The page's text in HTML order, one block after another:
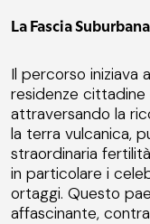
La Fascia
Il percorso iniziava
residenze cittadine
attraversando la
la terra vulcanica,
straordinaria
in particolare i
ortaggi. Questo
affascinante,